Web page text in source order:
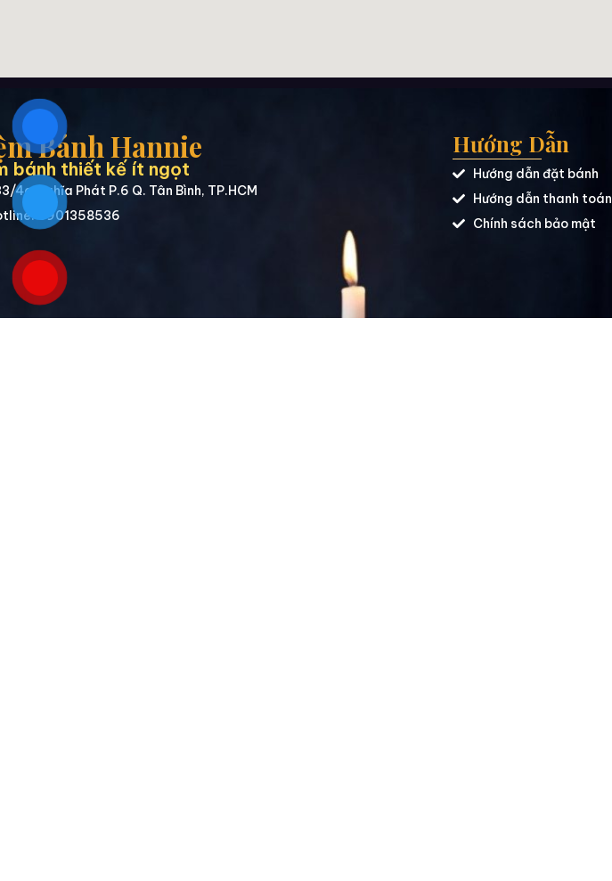
Bánh Hannie
bánh thiết kế ít ngọt
4a Nghĩa Phát P.6 Q. Tân Bình, TP.HCM
0901358536
Hướng Dẫn
Hướng dẫn đặt bánh
Hướng dẫn thanh toán
Chính sách bảo mật